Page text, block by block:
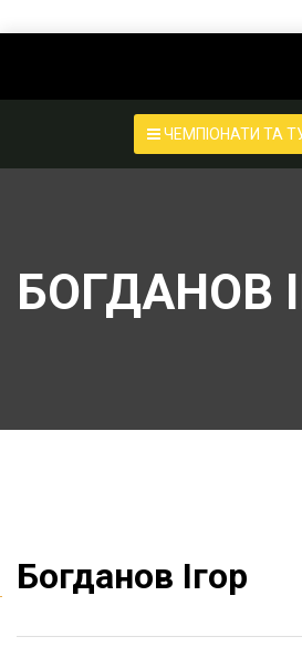
ЧЕМПІОНАТИ ТА
БОГДАНОВ
Богданов Ігор